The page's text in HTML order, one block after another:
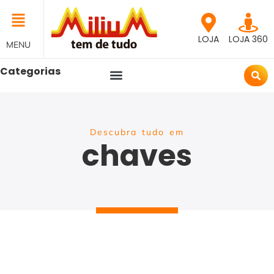
MENU LOJA LOJA 360
Categorias
Descubra tudo em
chaves